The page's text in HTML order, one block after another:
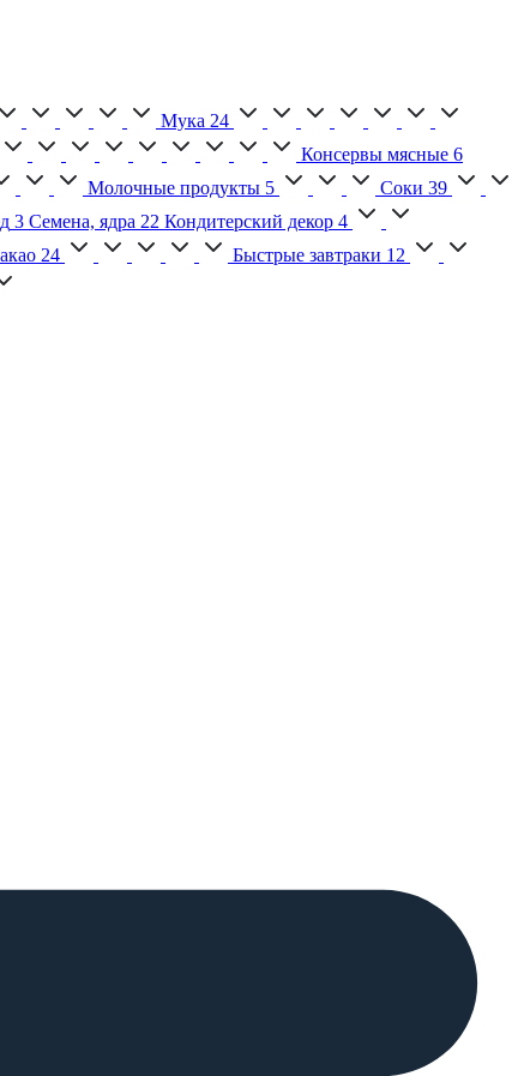
Мука 24
Консервы мясные 6
Молочные продукты 5 Соки 39
3 Семена, ядра 22 Кондитерский декор 4
24 Быстрые завтраки 12